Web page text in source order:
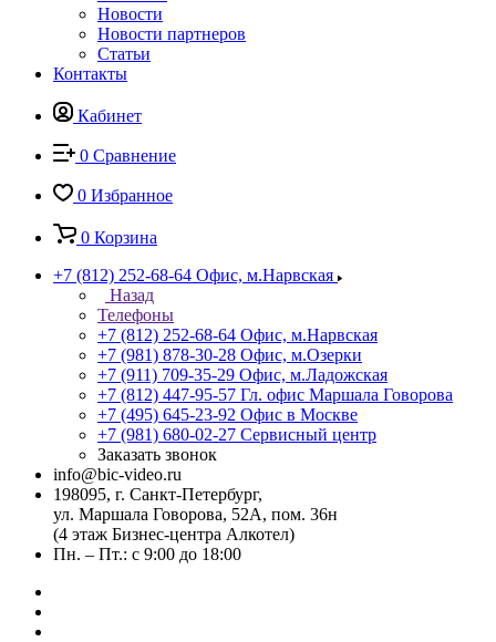
Новости
Новости партнеров
Статьи
Контакты
Кабинет
0 Сравнение
0 Избранное
0 Корзина
+7 (812) 252-68-64 Офис, м.Нарвская
Назад
Телефоны
+7 (812) 252-68-64 Офис, м.Нарвская
+7 (981) 878-30-28 Офис, м.Озерки
+7 (911) 709-35-29 Офис, м.Ладожская
+7 (812) 447-95-57 Гл. офис Маршала Говорова
+7 (495) 645-23-92 Офис в Москве
+7 (981) 680-02-27 Сервисный центр
Заказать звонок
info@bic-video.ru
198095, г. Санкт-Петербург,
ул. Маршала Говорова, 52А, пом. 36н
(4 этаж Бизнес-центра Алкотел)
Пн. – Пт.: с 9:00 до 18:00